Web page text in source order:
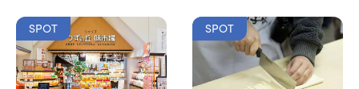
SPOT SPOT